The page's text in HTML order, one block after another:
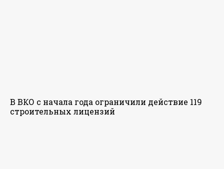
В ВКО с начала года ограничили действие 119
строительных лицензий